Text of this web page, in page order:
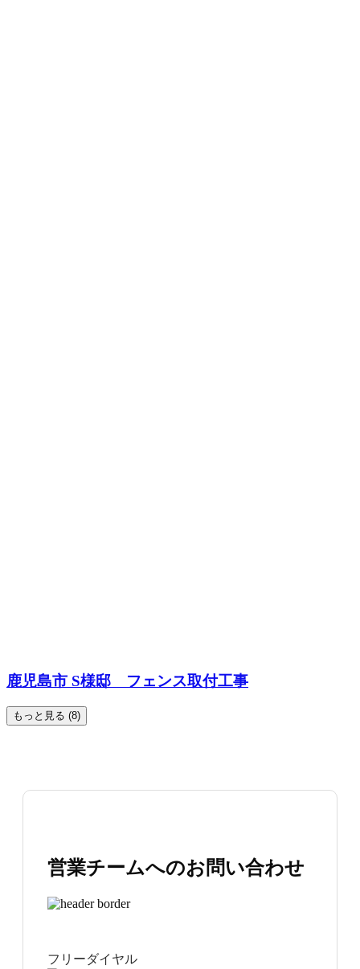
鹿児島市 S様邸 フェンス取付工事
もっと見る (8)
営業チームへのお問い合わせ
フリーダイヤル